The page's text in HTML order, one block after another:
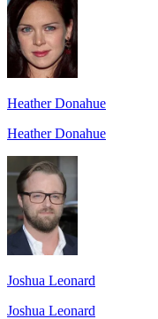
Heather Donahue
Heather Donahue
Joshua Leonard
Joshua Leonard